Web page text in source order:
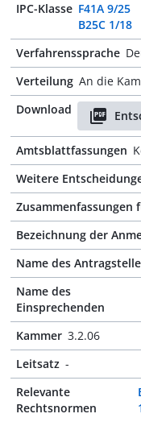
IPC-Klasse F41A 9/25
B25C 1/18
Verfahrenssprache
Verteilung An die
Download
Amtsblattfassungen
Weitere
Zusammenfassungen
Bezeichnung der
Name des
Name des
Einsprechenden
Kammer 3.2.06
Leitsatz -
Relevante
Rechtsnormen